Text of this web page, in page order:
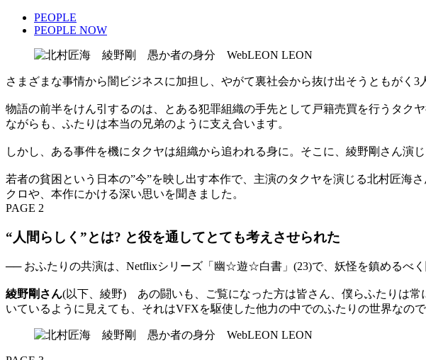
PEOPLE
PEOPLE NOW
さまざまな事情から闇ビジネスに加担し、やがて裏社会から抜け出そうともがく
物語の前半をけん引するのは、とある犯罪組織の手先として戸籍売買を行うタク
ながらも、ふたりは本当の兄弟のように支え合います。
しかし、ある事件を機にタクヤは組織から追われる身に。そこに、綾野剛さん演
若者の貧困という日本の”今”を映し出す本作で、主演のタクヤを演じる北村匠
クロや、本作にかける深い思いを聞きました。
PAGE 2
“人間らしく”とは? と役を通してとても考えさせられた
── おふたりの共演は、Netflixシリーズ「幽☆遊☆白書」(23)で、妖怪を鎮めるべ
綾野剛さん(以下、綾野) あの闘いも、ご覧になった方は皆さん、僕らふたりは
いているように見えても、それはVFXを駆使した他力の中でのふたりの世界なの